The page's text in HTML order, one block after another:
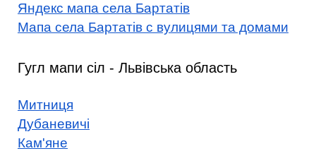
Яндекс мапа села Бартатів
Мапа села Бартатів с вулицями та домами
Гугл мапи сіл - Львівська область
Митниця
Дубаневичі
Кам'яне